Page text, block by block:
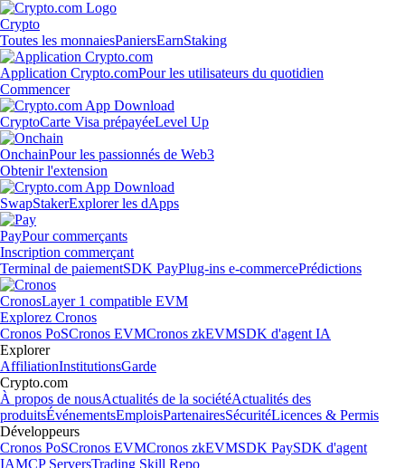
Crypto
Toutes les monnaiesPaniersEarnStaking
Application Crypto.comPour les utilisateurs du quotidien
Commencer
CryptoCarte Visa prépayéeLevel Up
OnchainPour les passionnés de Web3
Obtenir l'extension
SwapStakerExplorer les dApps
PayPour commerçants
Inscription commerçant
Terminal de paiementSDK PayPlug-ins e-commercePrédictions
CronosLayer 1 compatible EVM
Explorez Cronos
Cronos PoSCronos EVMCronos zkEVMSDK d'agent IA
Explorer
AffiliationInstitutionsGarde
Crypto.com
À propos de nousActualités de la sociétéActualités des
produitsÉvénementsEmploisPartenairesSécuritéLicences & Permis
Développeurs
Cronos PoSCronos EVMCronos zkEVMSDK PaySDK d'agent
IAMCP ServersTrading Skill Repo